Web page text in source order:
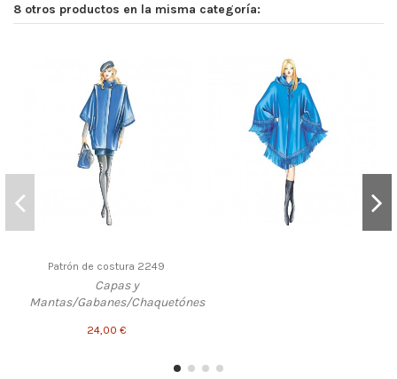
8 otros productos en la misma categoría:
Patrón de costura 2249
Capas y
Mantas/Gabanes/Chaquetónes
24,00 €